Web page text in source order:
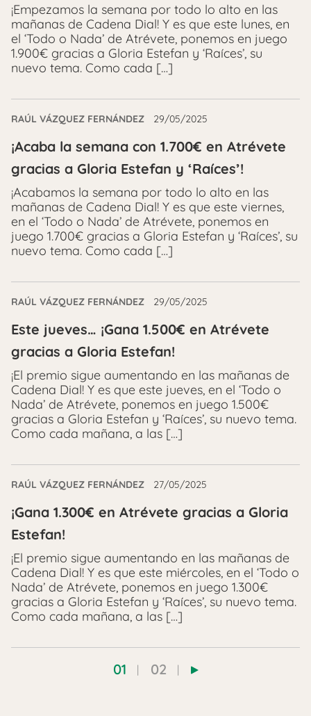
¡Empezamos la semana por todo lo alto en las
mañanas de Cadena Dial! Y es que este lunes, en
el ‘Todo o Nada’ de Atrévete, ponemos en juego
1.900€ gracias a Gloria Estefan y ‘Raíces’, su
nuevo tema. Como cada […]
RAÚL VÁZQUEZ FERNÁNDEZ 29/05/2025
¡Acaba la semana con 1.700€ en Atrévete
gracias a Gloria Estefan y ‘Raíces’!
¡Acabamos la semana por todo lo alto en las
mañanas de Cadena Dial! Y es que este viernes,
en el ‘Todo o Nada’ de Atrévete, ponemos en
juego 1.700€ gracias a Gloria Estefan y ‘Raíces’, su
nuevo tema. Como cada […]
RAÚL VÁZQUEZ FERNÁNDEZ 29/05/2025
Este jueves… ¡Gana 1.500€ en Atrévete
gracias a Gloria Estefan!
¡El premio sigue aumentando en las mañanas de
Cadena Dial! Y es que este jueves, en el ‘Todo o
Nada’ de Atrévete, ponemos en juego 1.500€
gracias a Gloria Estefan y ‘Raíces’, su nuevo tema.
Como cada mañana, a las […]
RAÚL VÁZQUEZ FERNÁNDEZ 27/05/2025
¡Gana 1.300€ en Atrévete gracias a Gloria
Estefan!
¡El premio sigue aumentando en las mañanas de
Cadena Dial! Y es que este miércoles, en el ‘Todo o
Nada’ de Atrévete, ponemos en juego 1.300€
gracias a Gloria Estefan y ‘Raíces’, su nuevo tema.
Como cada mañana, a las […]
01 02